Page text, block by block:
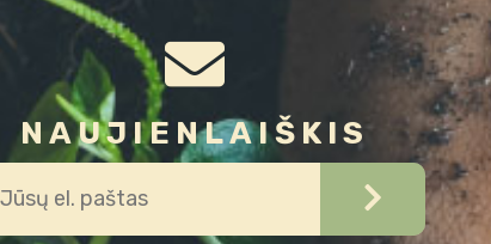
NAUJIENLAIŠKIS